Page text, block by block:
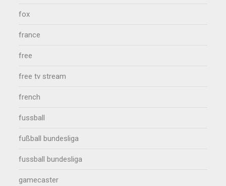
fox
france
free
free tv stream
french
fussball
fußball bundesliga
fussball bundesliga
gamecaster